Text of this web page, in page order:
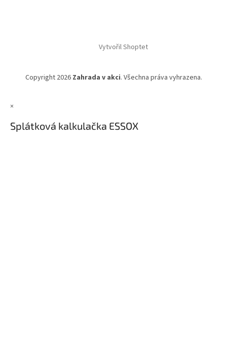
Vytvořil Shoptet
Copyright 2026 Zahrada v akci. Všechna práva vyhrazena.
×
Splátková kalkulačka ESSOX